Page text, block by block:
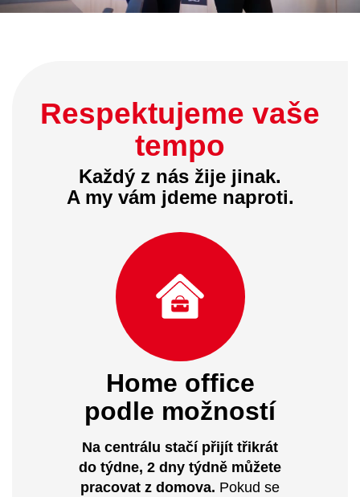
Respektujeme vaše
tempo
Každý z nás žije jinak.
A my vám jdeme naproti.
Home office
podle možností
Na centrálu stačí přijít třikrát
do týdne, 2 dny týdně můžete
pracovat z domova. Pokud se